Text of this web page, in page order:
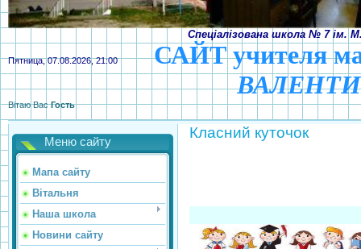
Спеціалізована школа № 7 ім.
Пятница, 07.08.2026, 21:00 САЙТ учителя
Вітаю Вас Гость
Меню сайту
Мапа сайту
Вітальня
Наша школа
Новини сайту
Класний куточок